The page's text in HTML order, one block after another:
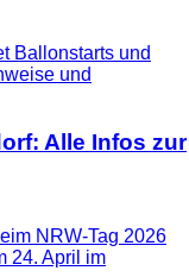
Alle Infos zur